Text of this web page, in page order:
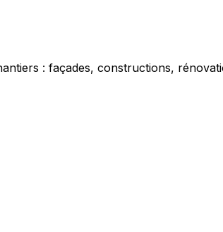
: façades, constructions,